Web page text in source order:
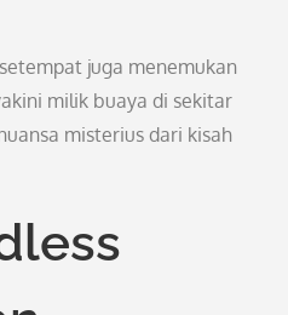
juga menemukan
milik buaya di sekitar
misterius dari kisah